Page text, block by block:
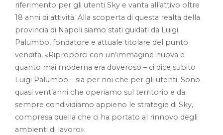
riferimento per gli utenti Sky e vanta all’attivo oltre
18 anni di attività. Alla scoperta di questa realtà della
provincia di Napoli siamo stati guidati da Luigi
Palumbo, fondatore e attuale titolare del punto
vendita: «Riproporci con un’immagine nuova e
quanto mai moderna era doveroso – ci dice subito
Luigi Palumbo – sia per noi che per gli utenti. Sono
quasi vent’anni che operiamo sul territorio e da
sempre condividiamo appieno le strategie di Sky,
compresa quella che ci ha portato al rinnovo degli
ambienti di lavoro».